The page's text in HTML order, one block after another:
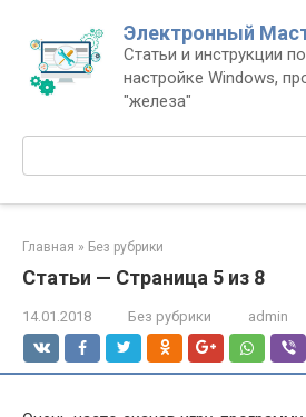
контенту
Электронный
Статьи и инструкции
настройке Windows,
"железа"
Поиск:
Главная » Без рубрики
Статьи — Страница 5 из 8
14.01.2018 Без рубрики admin